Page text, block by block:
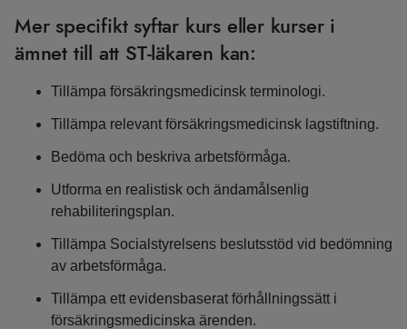
Mer specifikt syftar kurs eller kurser i
ämnet till att ST-läkaren kan:
Tillämpa försäkringsmedicinsk terminologi.
Tillämpa relevant försäkringsmedicinsk lagstiftning.
Bedöma och beskriva arbetsförmåga.
Utforma en realistisk och ändamålsenlig
rehabiliteringsplan.
Tillämpa Socialstyrelsens beslutsstöd vid bedömning
av arbetsförmåga.
Tillämpa ett evidensbaserat förhållningssätt i
försäkringsmedicinska ärenden.